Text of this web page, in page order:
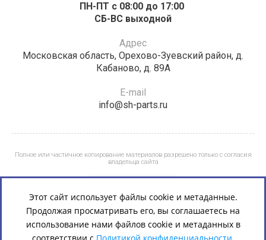
ПН-ПТ с 08:00 до 17:00 ​​​​​​
СБ-ВС выходной
Адрес
Московская область, Орехово-Зуевский район, д.
Кабаново, д. 89А
E-mail
info@sh-parts.ru
Полное или частичное копирование материалов разрешено только с согласия
владельца сайта
Этот сайт использует файлы cookie и метаданные.
Продолжая просматривать его, вы соглашаетесь на
использование нами файлов cookie и метаданных в